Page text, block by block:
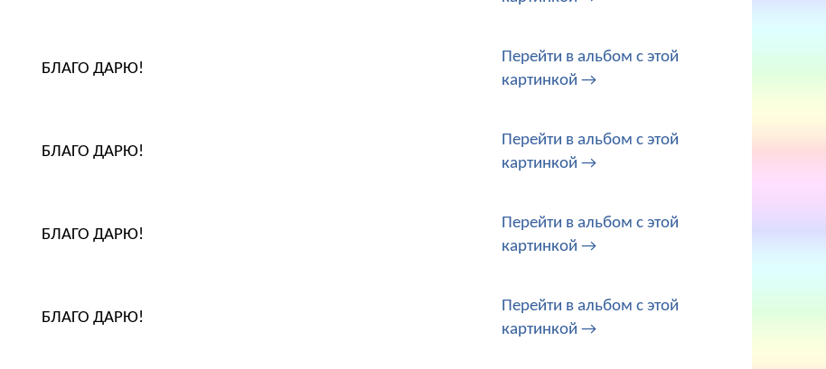
БЛАГО ДАРЮ!
Перейти в альбом с этой
картинкой →
БЛАГО ДАРЮ!
Перейти в альбом с этой
картинкой →
БЛАГО ДАРЮ!
Перейти в альбом с этой
картинкой →
БЛАГО ДАРЮ!
Перейти в альбом с этой
картинкой →